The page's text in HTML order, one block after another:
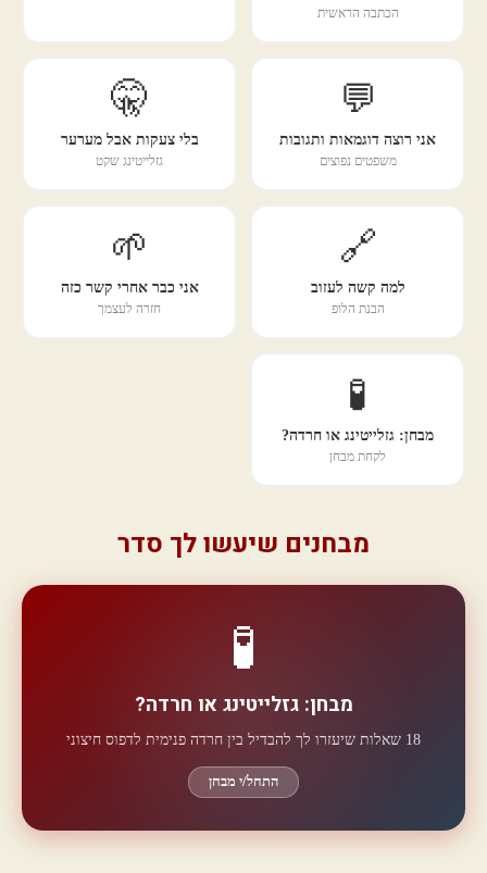
הכתבה הראשית
💬
אני רוצה דוגמאות ותגובות
משפטים נפוצים
🤫
בלי צעקות אבל מערער
גזלייטינג שקט
🔗
למה קשה לעזוב
הבנת הלופ
🌱
אני כבר אחרי קשר כזה
חזרה לעצמך
🧪
מבחן: גזלייטינג או חרדה?
לקחת מבחן
מבחנים שיעשו לך סדר
🧪
מבחן: גזלייטינג או חרדה?
18 שאלות שיעזרו לך להבדיל בין חרדה פנימית לדפוס חיצוני
התחל/י מבחן